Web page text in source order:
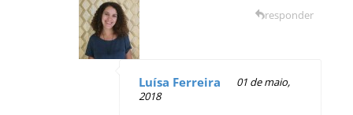
Luísa Ferreira
01 de maio,
2018
responder